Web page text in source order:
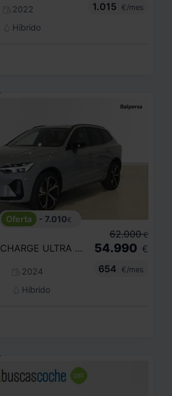
2022
Híbrido
1.015
€/mes
- 7.010€
2.0 T6 AWD RECHARGE ULTRA DARK AUTO
2024
Híbrido
62.000 €
54.990 €
654
€/mes